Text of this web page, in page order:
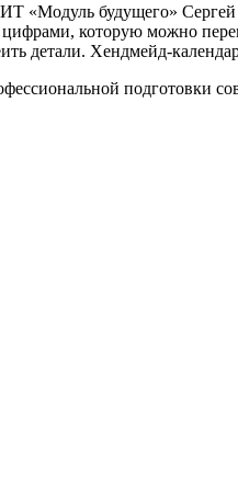
будущего»
которую можно
детали. Хендмейд-
подготовки